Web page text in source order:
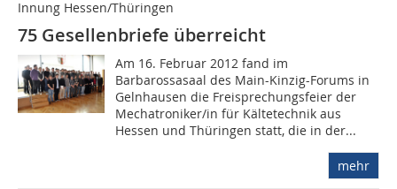
Innung Hessen/Thüringen
75 Gesellenbriefe überreicht
Am 16. Februar 2012 fand im
Barbarossasaal des Main-Kinzig-Forums in
Gelnhausen die Freisprechungsfeier der
Mechatroniker/in für Kältetechnik aus
Hessen und Thüringen statt, die in der...
mehr